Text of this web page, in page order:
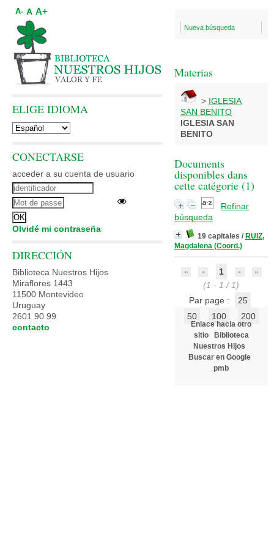
Nueva búsqueda
Materias
> IGLESIA
SAN BENITO
IGLESIA SAN
BENITO
Documents
disponibles dans
cette catégorie (1)
Refinar
búsqueda
19 capitales / RUIZ,
Magdalena (Coord.)
1
(1 - 1 / 1)
Par page :
25
50
100 200
Enlace hacia otro
sitio
Biblioteca
Nuestros Hijos
Buscar en Google
pmb
A- A A+
ELIGE IDIOMA
CONECTARSE
acceder a su cuenta de usuario
Olvidé mi contraseña
DIRECCIÓN
Biblioteca Nuestros Hijos
Miraflores 1443
11500 Montevideo
Uruguay
2601 90 99
contacto